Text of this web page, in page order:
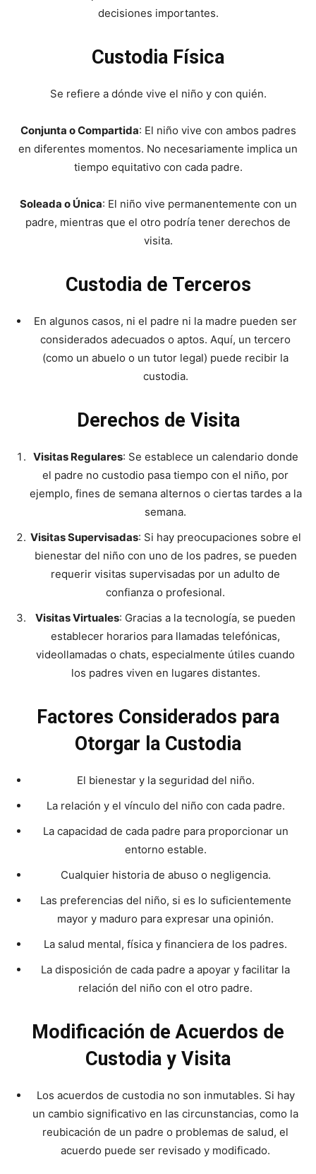
decisiones importantes.
Custodia Física
Se refiere a dónde vive el niño y con quién.
Conjunta o Compartida: El niño vive con ambos padres
en diferentes momentos. No necesariamente implica un
tiempo equitativo con cada padre.
Soleada o Única: El niño vive permanentemente con un
padre, mientras que el otro podría tener derechos de
visita.
Custodia de Terceros
En algunos casos, ni el padre ni la madre pueden ser
considerados adecuados o aptos. Aquí, un tercero
(como un abuelo o un tutor legal) puede recibir la
custodia.
Derechos de Visita
Visitas Regulares: Se establece un calendario donde
el padre no custodio pasa tiempo con el niño, por
ejemplo, fines de semana alternos o ciertas tardes a la
semana.
Visitas Supervisadas: Si hay preocupaciones sobre el
bienestar del niño con uno de los padres, se pueden
requerir visitas supervisadas por un adulto de
confianza o profesional.
Visitas Virtuales: Gracias a la tecnología, se pueden
establecer horarios para llamadas telefónicas,
videollamadas o chats, especialmente útiles cuando
los padres viven en lugares distantes.
Factores Considerados para
Otorgar la Custodia
El bienestar y la seguridad del niño.
La relación y el vínculo del niño con cada padre.
La capacidad de cada padre para proporcionar un
entorno estable.
Cualquier historia de abuso o negligencia.
Las preferencias del niño, si es lo suficientemente
mayor y maduro para expresar una opinión.
La salud mental, física y financiera de los padres.
La disposición de cada padre a apoyar y facilitar la
relación del niño con el otro padre.
Modificación de Acuerdos de
Custodia y Visita
Los acuerdos de custodia no son inmutables. Si hay
un cambio significativo en las circunstancias, como la
reubicación de un padre o problemas de salud, el
acuerdo puede ser revisado y modificado.